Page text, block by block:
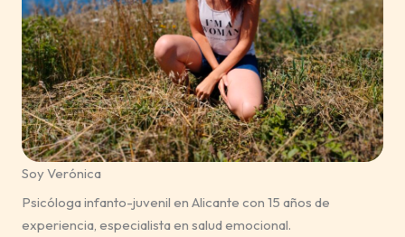
Soy Verónica
Psicóloga infanto-juvenil en Alicante con 15 años de
experiencia, especialista en salud emocional.